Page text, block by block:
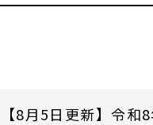
【8月5日更新】令